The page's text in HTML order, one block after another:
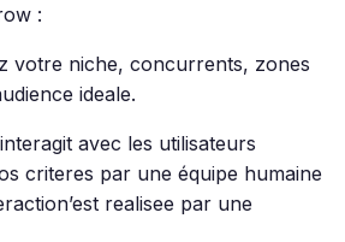
:
votre niche, concurrents, zones
ideale.
interagit avec les utilisateurs
criteres par une équipe humaine
realisee par une